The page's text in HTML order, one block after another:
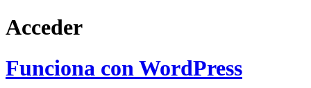
Acceder
Funciona con WordPress